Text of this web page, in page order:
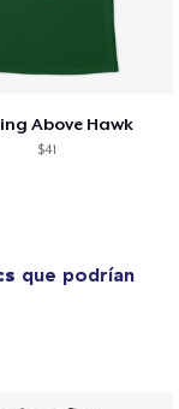
Above Hawk
$41
que podrían